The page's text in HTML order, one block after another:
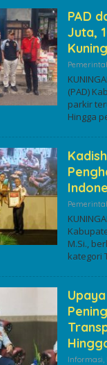
PAD
Juta,
(PAD)
parkir
Hingga
M.Si.,
kategori
Informasi